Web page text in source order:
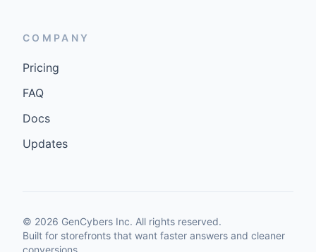
COMPANY
Pricing
FAQ
Docs
Updates
© 2026 GenCybers Inc. All rights reserved.
Built for storefronts that want faster answers and cleaner
conversions.